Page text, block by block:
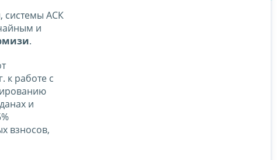
системы АСК
и
.
к работе с
и
взносов,